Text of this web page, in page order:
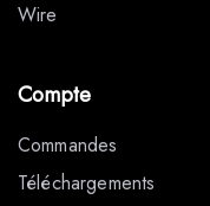
Wire
Compte
Commandes
Téléchargements